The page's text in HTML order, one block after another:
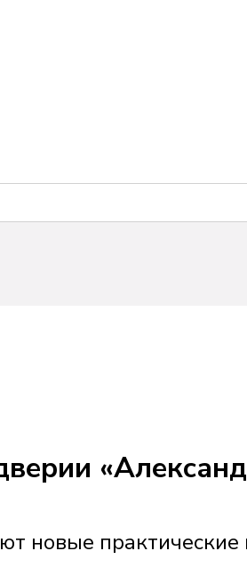
новые